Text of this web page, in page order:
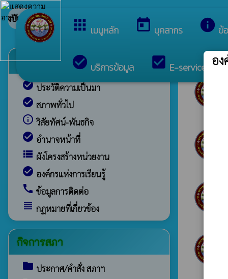
apps เมนูหลัก today บุคลากร info ข้
check_circle บริการข้อมูล check_box E-services
ยินดีต้อ
ข้อมูลพื้นฐาน
check_circle ประวัติความเป็นมา
check_circle สภาพทั่วไป
info_outline วิสัยทัศน์-พันธกิจ
check_circle อำนาจหน้าที่
view_list ผังโครงสร้างหน่วยงาน
check_circle องค์กรแห่งการเรียนรู้
call ข้อมูลการติดต่อ
view_headline กฏหมายที่เกี่ยวข้อง
กิจการสภา
folder ประกาศ/คำสั่ง สภาฯ
ข่าว
อ